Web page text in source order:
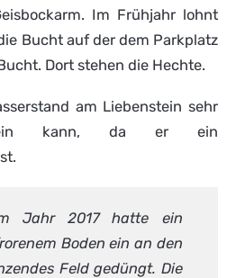
Im Frühjahr lohnt
Bucht auf der dem Parkplatz
Dort stehen die Hechte.
am Liebenstein sehr
sein kann, da er ein
Jahr 2017 hatte ein
Boden ein an den
Feld gedüngt. Die